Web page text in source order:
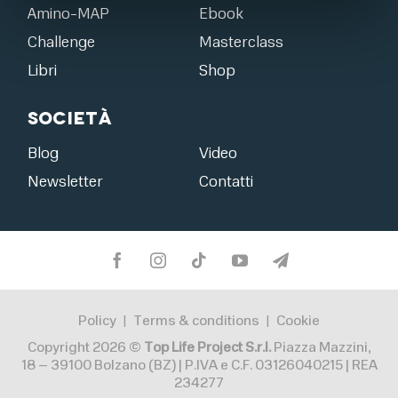
Amino-MAP
Ebook
Challenge
Masterclass
Libri
Shop
Società
Blog
Video
Newsletter
Contatti
Policy | Terms & conditions | Cookie
Copyright 2026 © Top Life Project S.r.l.Piazza Mazzini,
18 – 39100 Bolzano (BZ) | P.IVA e C.F. 03126040215 | REA
234277